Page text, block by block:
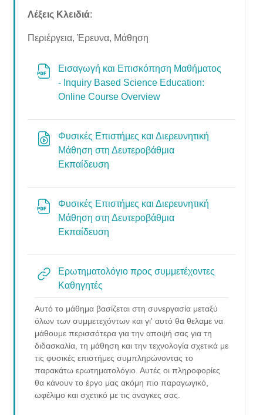
Λέξεις Κλειδιά:
Περιέργεια, Έρευνα, Μάθηση
Εισαγωγή και Επισκόπηση Μαθήματος
- Inquiry Based Science Education:
Online Course Overview
Φυσικές Επιστήμες και Διερευνητική
Μάθηση στη Δευτεροβάθμια
Εκπαίδευση
Φυσικές Επιστήμες και Διερευνητική
Μάθηση στη Δευτεροβάθμια
Εκπαίδευση
Ερωτηματολόγιο προς συμμετέχοντες
Καθηγητές
Αυτό το μάθημα βασίζεται στη συνεργασία μεταξύ
όλων των συμμετεχόντων και γι' αυτό θα θελαμε να
μάθουμε περισσότερα για την αποψή σας για τη
διδασκαλία, τη μάθηση και την τεχνολογία σχετικά με
τις φυσικές επιστήμες συμπληρώνοντας το
παρακάτω ερωτηματολόγιο. Αυτές οι πληροφορίες
θα κάνουν το έργο μας ακόμη πιo παραγωγικό,
ωφέλιμο και σχετικό με τις αναγκες σας.